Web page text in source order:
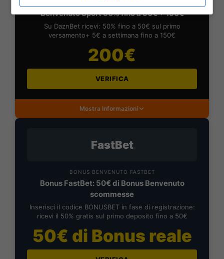
Benvenuto Sport 50% fino a 50€ + 150€
Su DaznBet ricevi: 50% fino a 50€ sul primo
versamento+ 5€ a settimana fino a 150€
200€
VERIFICA
Mostra Informazioni
FastBet
BONUS BENVENUTO FASTBET
Bonus FastBet: 50€ di Bonus Benvenuto
scommesse
Inserisci il codice BONUSBET in fase di registrazione:
ricevi il 50% gratis sul primo deposito fino a 50€
50€ di Bonus reale